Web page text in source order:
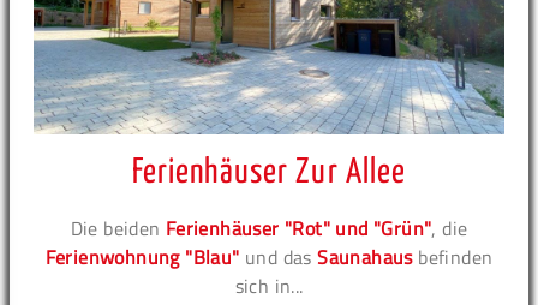
Ferienhäuser Zur Allee
Die beiden Ferienhäuser "Rot" und "Grün", die
Ferienwohnung "Blau" und dasSaunahausbefinden
sich in...